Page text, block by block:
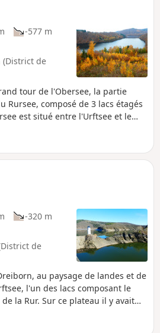
-577 m
(District de
tour de l'Obersee, la partie
Rursee, composé de 3 lacs étagés
est situé entre l'Urftsee et le
des paysages magnifiques. Outre
randonnée vous emmène à
fantôme de Wollseifen, son
école-musée.Situé à la proximité du
de l'élite nazie de Volgelsang,
endommagé par les
la Seconde Guerre Mondiale et
par l'armée anglaise pour faire
au camp d'entrainement militaire
le retrait d'Allemagne des
a été reconverti en un centre
-320 m
de
au paysage de landes et de
l'un des lacs composant le
la Rur. Sur ce plateau il y avait
en rive gauche de l'Urft, se